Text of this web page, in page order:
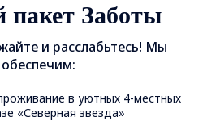
Заботы
и расслабьтесь! Мы
обеспечим:
в уютных 4-местных
«Северная звезда»